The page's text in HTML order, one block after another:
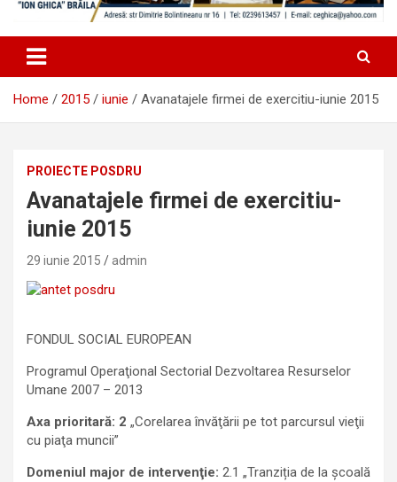
Home 2015 iunie Avanatajele firmei de exercitiu-iunie 2015
PROIECTE POSDRU
Avanatajele firmei de exercitiu-
iunie 2015
29 iunie 2015 admin
FONDUL SOCIAL EUROPEAN
Programul Operaţional Sectorial Dezvoltarea Resurselor
Umane 2007 – 2013
Axa prioritară: 2 „Corelarea învăţării pe tot parcursul vieţii
cu piaţa muncii”
Domeniul major de intervenţie: 2.1 „Tranziția de la școală